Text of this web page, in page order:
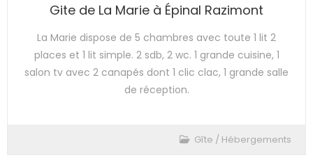
Gite de La Marie à Épinal Razimont
La Marie dispose de 5 chambres avec toute 1 lit 2
places et 1 lit simple. 2 sdb, 2 wc. 1 grande cuisine, 1
salon tv avec 2 canapés dont 1 clic clac, 1 grande salle
de réception.
Gîte / Hébergements